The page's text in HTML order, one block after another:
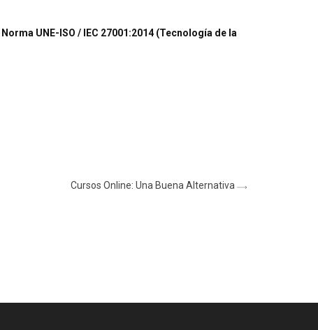
Norma UNE-ISO / IEC 27001:2014 (Tecnología de la
Cursos Online: Una Buena Alternativa